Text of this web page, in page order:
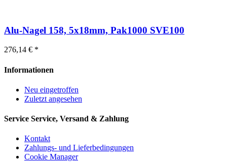
Alu-Nagel 158, 5x18mm, Pak1000 SVE100
276,14 € *
Informationen
Neu eingetroffen
Zuletzt angesehen
Service Service, Versand & Zahlung
Kontakt
Zahlungs- und Lieferbedingungen
Cookie Manager